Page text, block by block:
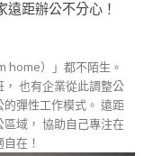
遠距辦公不分心！
home）」都不陌生。
也有企業從此調整公
性工作模式。 遠距
域， 協助自己專注在
在！